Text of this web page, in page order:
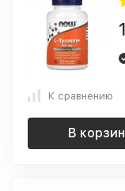
К сравнению
В